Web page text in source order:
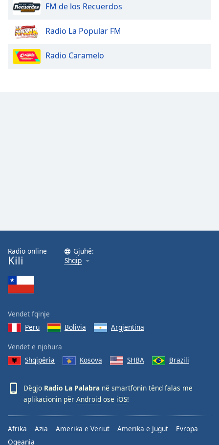
FM de los Recuerdos
Radio La Popular FM
Radio Caramelo
Radio online
Kili
Gjuhë:
Shqip
Vendet fqinje
Peru
Bolivia Argjentina
Vendet e njohura
Shqipëria
Kosova SHBA Brazili
Dëgjo Radio La Palabra në smartfonin tënd falas me
aplikacionin për Android ose iOS!
Afrika Azia Amerika e Veriut Amerika e Jugut
Evropa
Oqeania